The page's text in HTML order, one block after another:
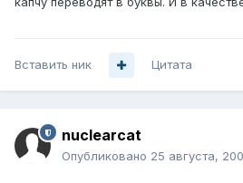
Вставить ник Цитата
nuclearcat
Опубликовано 25 августа,